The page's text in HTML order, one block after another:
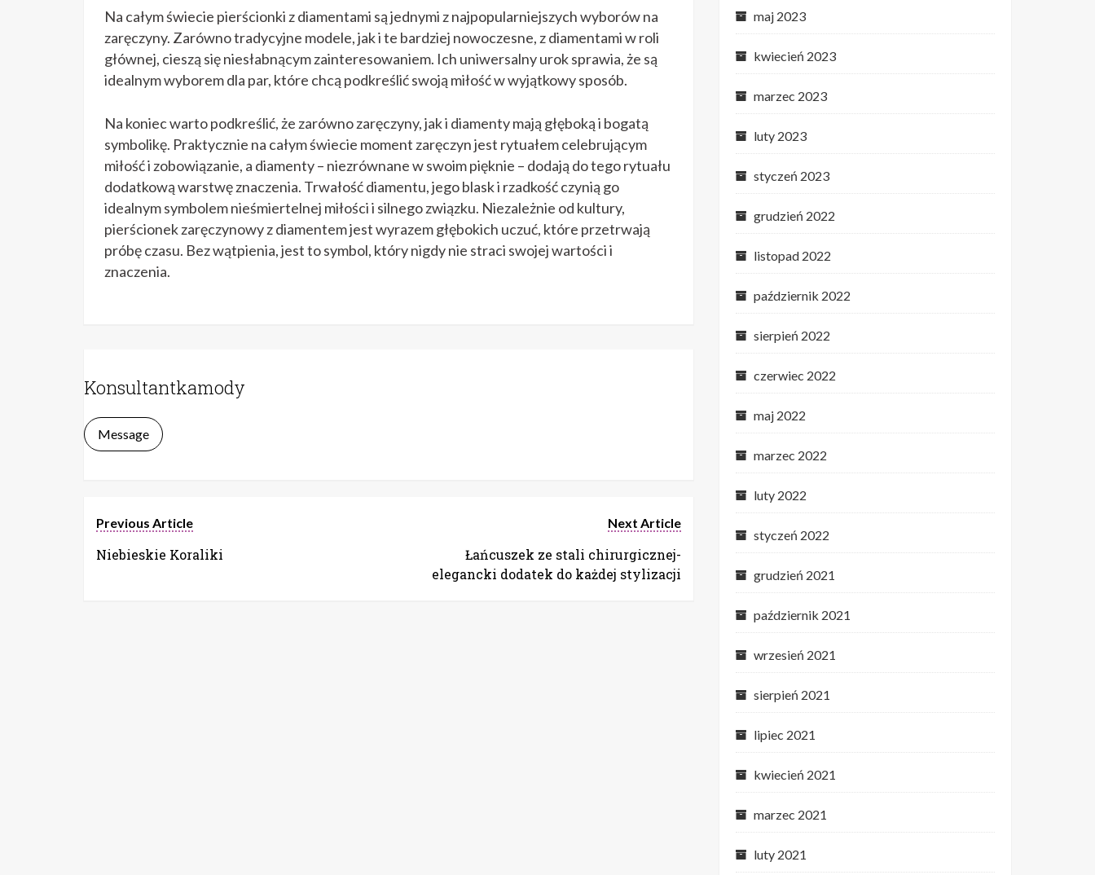
Na całym świecie pierścionki z diamentami są jednymi z najpopularniejszych wyborów na
zaręczyny. Zarówno tradycyjne modele, jak i te bardziej nowoczesne, z diamentami w roli
głównej, cieszą się niesłabnącym zainteresowaniem. Ich uniwersalny urok sprawia, że są
idealnym wyborem dla par, które chcą podkreślić swoją miłość w wyjątkowy sposób.
Na koniec warto podkreślić, że zarówno zaręczyny, jak i diamenty mają głęboką i bogatą
symbolikę. Praktycznie na całym świecie moment zaręczyn jest rytuałem celebrującym
miłość i zobowiązanie, a diamenty – niezrównane w swoim pięknie – dodają do tego rytuału
dodatkową warstwę znaczenia. Trwałość diamentu, jego blask i rzadkość czynią go
idealnym symbolem nieśmiertelnej miłości i silnego związku. Niezależnie od kultury,
pierścionek zaręczynowy z diamentem jest wyrazem głębokich uczuć, które przetrwają
próbę czasu. Bez wątpienia, jest to symbol, który nigdy nie straci swojej wartości i
znaczenia.
Konsultantkamody
Message
Previous Article
Niebieskie Koraliki
Next Article
Łańcuszek ze stali chirurgicznej-
elegancki dodatek do każdej stylizacji
maj 2023
kwiecień 2023
marzec 2023
luty 2023
styczeń 2023
grudzień 2022
listopad 2022
październik 2022
sierpień 2022
czerwiec 2022
maj 2022
marzec 2022
luty 2022
styczeń 2022
grudzień 2021
październik 2021
wrzesień 2021
sierpień 2021
lipiec 2021
kwiecień 2021
marzec 2021
luty 2021